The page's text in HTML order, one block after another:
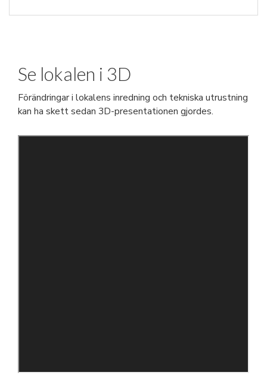
Se lokalen i 3D
Förändringar i lokalens inredning och tekniska utrustning
kan ha skett sedan 3D-presentationen gjordes.